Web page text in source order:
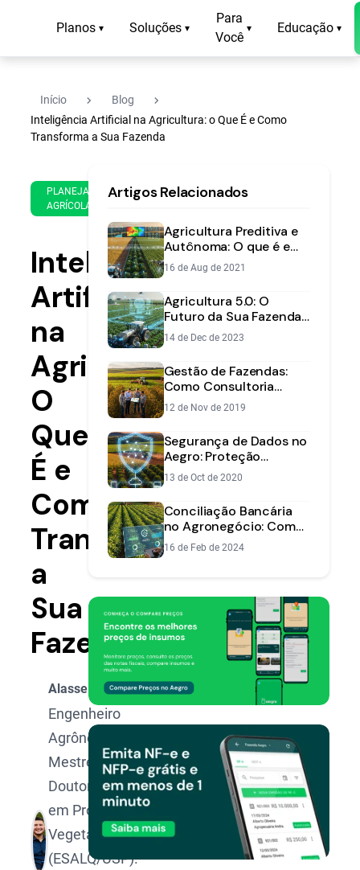
Planos ▾ Soluções ▾
Para
Você
▾ Educação ▾
Início navigate_next Blog navigate_next
Inteligência Artificial na Agricultura: o Que É e Como
Transforma a Sua Fazenda
PLANEJAMENTO
AGRÍCOLA
Dec
2021
min
Inteligência
Artificial
na
Agricultura:
O
Que
É e
Como
Transforma
a
Sua
Fazenda
Alasse Oliveira
Engenheiro
Agrônomo,
Mestre e
Doutorando
em Produção
Vegetal pela
(ESALQ/USP).
Artigos Relacionados
Agricultura Preditiva e
Autônoma: O que é e
Como Aplicar na Sua
Fazenda
16 de Aug de 2021
Agricultura 5.0: O
Futuro da Sua Fazenda
Começou
14 de Dec de 2023
Gestão de Fazendas:
Como Consultoria
Reverte Perdas dos
Produtores
12 de Nov de 2019
Segurança de Dados no
Aegro: Proteção
Superior na Nuvem
13 de Oct de 2020
Conciliação Bancária
no Agronegócio: Como
Automatizar e Ganhar
Tempo com o Aegro
16 de Feb de 2024